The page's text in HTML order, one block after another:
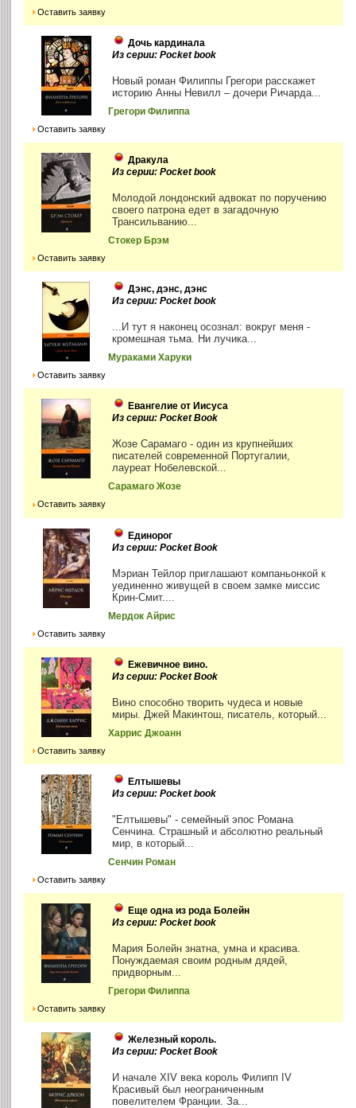
Оставить заявку
Дочь кардинала
Из серии: Pocket book
Новый роман Филиппы Грегори расскажет
историю Анны Невилл – дочери Ричарда...
Грегори Филиппа
Оставить заявку
Дракула
Из серии: Pocket book
Молодой лондонский адвокат по поручению
своего патрона едет в загадочную
Трансильванию...
Стокер Брэм
Оставить заявку
Дэнс, дэнс, дэнс
Из серии: Pocket book
...И тут я наконец осознал: вокруг меня -
кромешная тьма. Ни лучика...
Мураками Харуки
Оставить заявку
Евангелие от Иисуса
Из серии: Pocket Book
Жозе Сарамаго - один из крупнейших
писателей современной Португалии,
лауреат Нобелевской...
Сарамаго Жозе
Оставить заявку
Единорог
Из серии: Pocket Book
Мэриан Тейлор приглашают компаньонкой к
уединенно живущей в своем замке миссис
Крин-Смит....
Мердок Айрис
Оставить заявку
Ежевичное вино.
Из серии: Pocket Book
Вино способно творить чудеса и новые
миры. Джей Макинтош, писатель, который...
Харрис Джоанн
Оставить заявку
Елтышевы
Из серии: Pocket book
"Елтышевы" - семейный эпос Романа
Сенчина. Страшный и абсолютно реальный
мир, в который...
Сенчин Роман
Оставить заявку
Еще одна из рода Болейн
Из серии: Pocket book
Мария Болейн знатна, умна и красива.
Понуждаемая своим родным дядей,
придворным...
Грегори Филиппа
Оставить заявку
Железный король.
Из серии: Pocket Book
И начале XIV века король Филипп IV
Красивый был неограниченным
повелителем Франции. За...